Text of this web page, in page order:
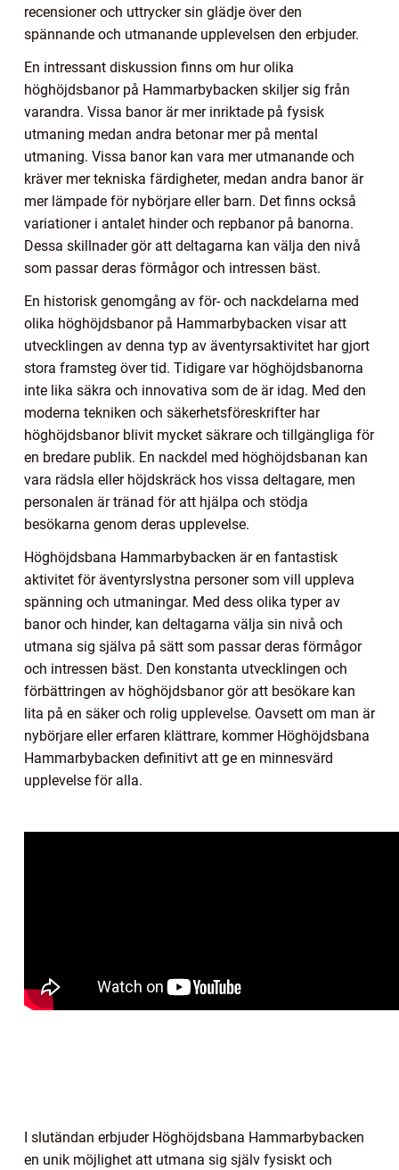
recensioner och uttrycker sin glädje över den
spännande och utmanande upplevelsen den erbjuder.
En intressant diskussion finns om hur olika
höghöjdsbanor på Hammarbybacken skiljer sig från
varandra. Vissa banor är mer inriktade på fysisk
utmaning medan andra betonar mer på mental
utmaning. Vissa banor kan vara mer utmanande och
kräver mer tekniska färdigheter, medan andra banor är
mer lämpade för nybörjare eller barn. Det finns också
variationer i antalet hinder och repbanor på banorna.
Dessa skillnader gör att deltagarna kan välja den nivå
som passar deras förmågor och intressen bäst.
En historisk genomgång av för- och nackdelarna med
olika höghöjdsbanor på Hammarbybacken visar att
utvecklingen av denna typ av äventyrsaktivitet har gjort
stora framsteg över tid. Tidigare var höghöjdsbanorna
inte lika säkra och innovativa som de är idag. Med den
moderna tekniken och säkerhetsföreskrifter har
höghöjdsbanor blivit mycket säkrare och tillgängliga för
en bredare publik. En nackdel med höghöjdsbanan kan
vara rädsla eller höjdskräck hos vissa deltagare, men
personalen är tränad för att hjälpa och stödja
besökarna genom deras upplevelse.
Höghöjdsbana Hammarbybacken är en fantastisk
aktivitet för äventyrslystna personer som vill uppleva
spänning och utmaningar. Med dess olika typer av
banor och hinder, kan deltagarna välja sin nivå och
utmana sig själva på sätt som passar deras förmågor
och intressen bäst. Den konstanta utvecklingen och
förbättringen av höghöjdsbanor gör att besökare kan
lita på en säker och rolig upplevelse. Oavsett om man är
nybörjare eller erfaren klättrare, kommer Höghöjdsbana
Hammarbybacken definitivt att ge en minnesvärd
upplevelse för alla.
I slutändan erbjuder Höghöjdsbana Hammarbybacken
en unik möjlighet att utmana sig själv fysiskt och